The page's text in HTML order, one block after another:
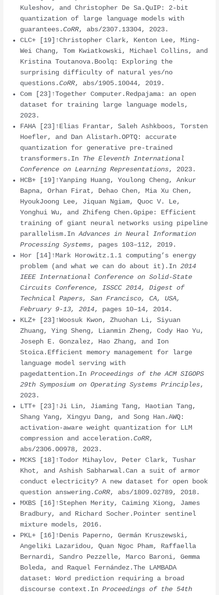
Kuleshov, and Christopher De Sa.QuIP: 2-bit
quantization of large language models with
guarantees.CoRR, abs/2307.13304, 2023.
CLC+ [19]↑Christopher Clark, Kenton Lee, Ming-
Wei Chang, Tom Kwiatkowski, Michael Collins, and
Kristina Toutanova.Boolq: Exploring the
surprising difficulty of natural yes/no
questions.CoRR, abs/1905.10044, 2019.
Com [23]↑Together Computer.Redpajama: an open
dataset for training large language models,
2023.
FAHA [23]↑Elias Frantar, Saleh Ashkboos, Torsten
Hoefler, and Dan Alistarh.OPTQ: accurate
quantization for generative pre-trained
transformers.In The Eleventh International
Conference on Learning Representations, 2023.
HCB+ [19]↑Yanping Huang, Youlong Cheng, Ankur
Bapna, Orhan Firat, Dehao Chen, Mia Xu Chen,
HyoukJoong Lee, Jiquan Ngiam, Quoc V. Le,
Yonghui Wu, and Zhifeng Chen.Gpipe: Efficient
training of giant neural networks using pipeline
parallelism.InAdvances in Neural Information
Processing Systems, pages 103–112, 2019.
Hor [14]↑Mark Horowitz.1.1 computing’s energy
problem (and what we can do about it).In2014
IEEE International Conference on Solid-State
Circuits Conference, ISSCC 2014, Digest of
Technical Papers, San Francisco, CA, USA,
February 9-13, 2014, pages 10–14, 2014.
KLZ+ [23]↑Woosuk Kwon, Zhuohan Li, Siyuan
Zhuang, Ying Sheng, Lianmin Zheng, Cody Hao Yu,
Joseph E. Gonzalez, Hao Zhang, and Ion
Stoica.Efficient memory management for large
language model serving with
pagedattention.InProceedings of the ACM SIGOPS
29th Symposium on Operating Systems Principles,
2023.
LTT+ [23]↑Ji Lin, Jiaming Tang, Haotian Tang,
Shang Yang, Xingyu Dang, and Song Han.AWQ:
activation-aware weight quantization for LLM
compression and acceleration.CoRR,
abs/2306.00978, 2023.
MCKS [18]↑Todor Mihaylov, Peter Clark, Tushar
Khot, and Ashish Sabharwal.Can a suit of armor
conduct electricity? A new dataset for open book
question answering.CoRR, abs/1809.02789, 2018.
MXBS [16]↑Stephen Merity, Caiming Xiong, James
Bradbury, and Richard Socher.Pointer sentinel
mixture models, 2016.
PKL+ [16]↑Denis Paperno, Germán Kruszewski,
Angeliki Lazaridou, Quan Ngoc Pham, Raffaella
Bernardi, Sandro Pezzelle, Marco Baroni, Gemma
Boleda, and Raquel Fernández.The LAMBADA
dataset: Word prediction requiring a broad
discourse context.InProceedings of the 54th